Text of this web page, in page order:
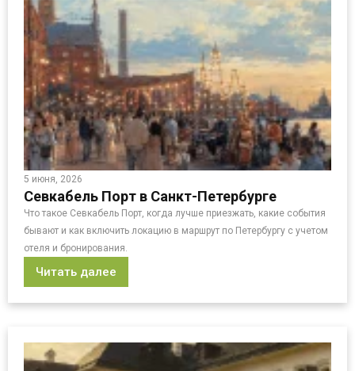
5 июня, 2026
Севкабель Порт в Санкт-Петербурге
Что такое Севкабель Порт, когда лучше приезжать, какие события
бывают и как включить локацию в маршрут по Петербургу с учетом
отеля и бронирования.
Читать далее